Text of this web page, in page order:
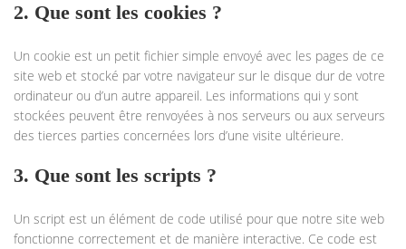
2. Que sont les cookies ?
Un cookie est un petit fichier simple envoyé avec les pages de ce
site web et stocké par votre navigateur sur le disque dur de votre
ordinateur ou d’un autre appareil. Les informations qui y sont
stockées peuvent être renvoyées à nos serveurs ou aux serveurs
des tierces parties concernées lors d’une visite ultérieure.
3. Que sont les scripts ?
Un script est un élément de code utilisé pour que notre site web
fonctionne correctement et de manière interactive. Ce code est